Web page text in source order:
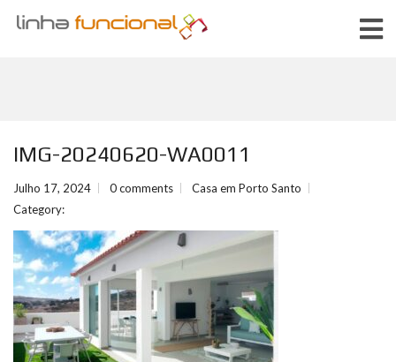
IMG-20240620-WA0011
Julho 17, 2024 0 comments
Casa em Porto Santo
Category: